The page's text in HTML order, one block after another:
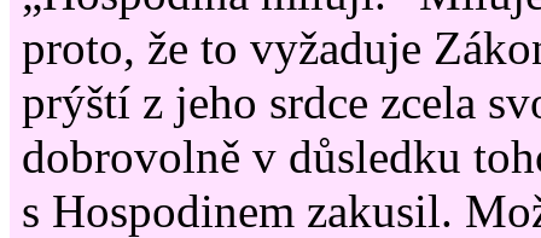
proto, že to vyžaduje
prýští z jeho srdce zcela
dobrovolně v důsledku
s Hospodinem zakusil.